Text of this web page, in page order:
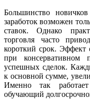
Большинство
заработок возможен
ставок. Однако
торговля часто
короткий срок. Эффект
при консервативном
успешных сделок.
к основной сумме,
Именно так
обучающий